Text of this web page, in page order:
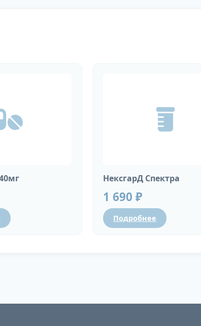
НексгарД Спектра
1 690 ₽
Подробнее